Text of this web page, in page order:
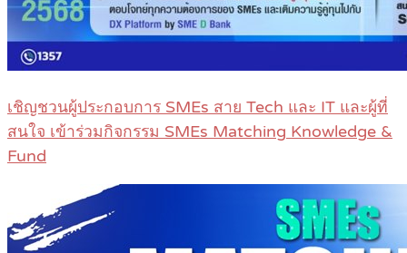
เชิญชวนผู้ประกอบการ SMEs สาย Tech และ IT และผู้ที่
สนใจ เข้าร่วมกิจกรรม SMEs Matching Knowledge &
Fund